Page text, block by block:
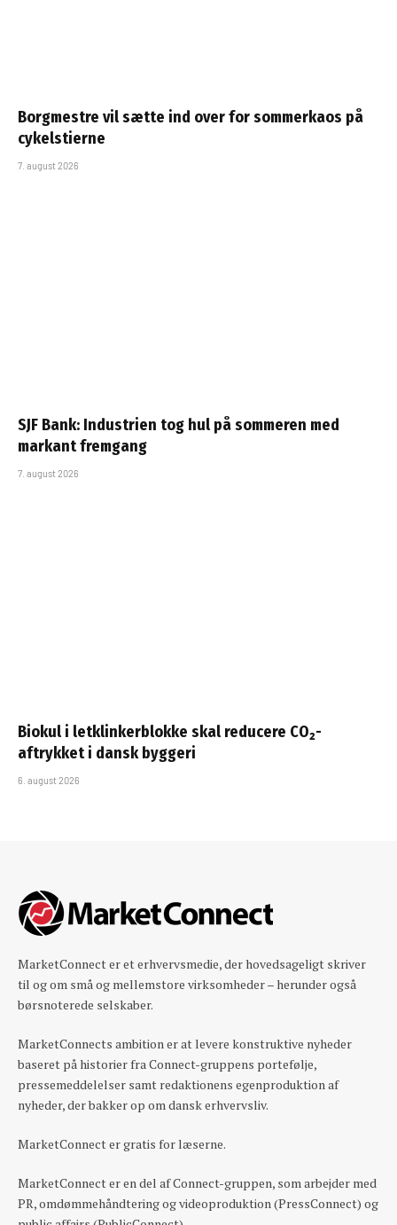
Borgmestre vil sætte ind over for sommerkaos på
cykelstierne
7. august 2026
SJF Bank: Industrien tog hul på sommeren med
markant fremgang
7. august 2026
Biokul i letklinkerblokke skal reducere CO₂-
aftrykket i dansk byggeri
6. august 2026
MarketConnect er et erhvervsmedie, der hovedsageligt skriver
til og om små og mellemstore virksomheder – herunder også
børsnoterede selskaber.
MarketConnects ambition er at levere konstruktive nyheder
baseret på historier fra Connect-gruppens portefølje,
pressemeddelelser samt redaktionens egenproduktion af
nyheder, der bakker op om dansk erhvervsliv.
MarketConnect er gratis for læserne.
MarketConnect er en del af Connect-gruppen, som arbejder med
PR, omdømmehåndtering og videoproduktion (PressConnect) og